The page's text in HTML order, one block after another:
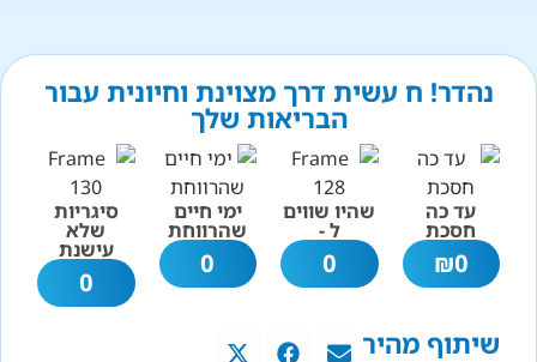
נהדר! ח עשית דרך מצוינת וחיונית עבור
הבריאות שלך
עד כה
חסכת
0
₪
שהיו שווים
ל -
0
ימי חיים
שהרווחת
0
סיגריות
שלא
עישנת
0
שיתוף מהיר